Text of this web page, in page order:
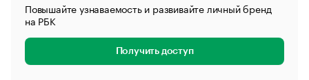
Повышайте узнаваемость и развивайте личный бренд
на РБК
Получить доступ